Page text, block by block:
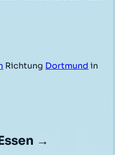
Richtung Dortmund in
→